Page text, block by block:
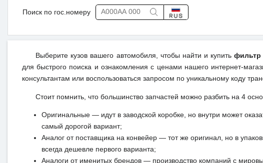
Поиск по гос.номеру
Выберите кузов вашего автомобиля, чтобы найти и купитьфильтр
для быстрого поиска и ознакомления с ценами нашего интернет-
консультантам или воспользоваться запросом по уникальному коду
Стоит помнить, что большинство запчастей можно разбить на 4
Оригинальные — идут в заводской коробке, но внутри может
самый дорогой вариант;
Аналог от поставщика на конвейер — тот же оригинал, но в
всегда дешевле первого варианта;
Аналоги от именитых брендов — производство компаний с